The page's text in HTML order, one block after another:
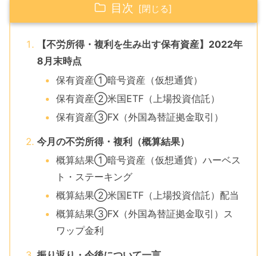
目次
【不労所得・複利を生み出す保有資産】2022年
8月末時点
保有資産①暗号資産（仮想通貨）
保有資産②米国ETF（上場投資信託）
保有資産③FX（外国為替証拠金取引）
今月の不労所得・複利（概算結果）
概算結果①暗号資産（仮想通貨）ハーベス
ト・ステーキング
概算結果②米国ETF（上場投資信託）配当
概算結果③FX（外国為替証拠金取引）ス
ワップ金利